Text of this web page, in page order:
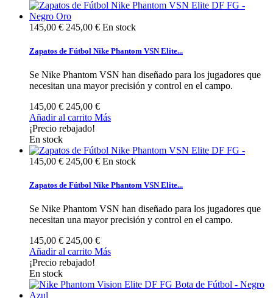
145,00 € 245,00 € En stock
Zapatos de Fútbol Nike Phantom VSN Elite...
Se Nike Phantom VSN han diseñado para los jugadores que
necesitan una mayor precisión y control en el campo.
145,00 € 245,00 €
Añadir al carrito Más
¡Precio rebajado!
En stock
145,00 € 245,00 € En stock
Zapatos de Fútbol Nike Phantom VSN Elite...
Se Nike Phantom VSN han diseñado para los jugadores que
necesitan una mayor precisión y control en el campo.
145,00 € 245,00 €
Añadir al carrito Más
¡Precio rebajado!
En stock